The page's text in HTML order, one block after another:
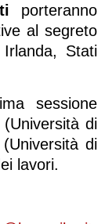
porteranno
al segreto
Stati
sessione
(Università di
(Università di
lavori.